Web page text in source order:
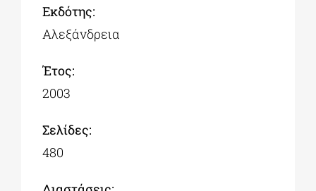
Εκδότης:
Αλεξάνδρεια
Έτος:
2003
Σελίδες:
480